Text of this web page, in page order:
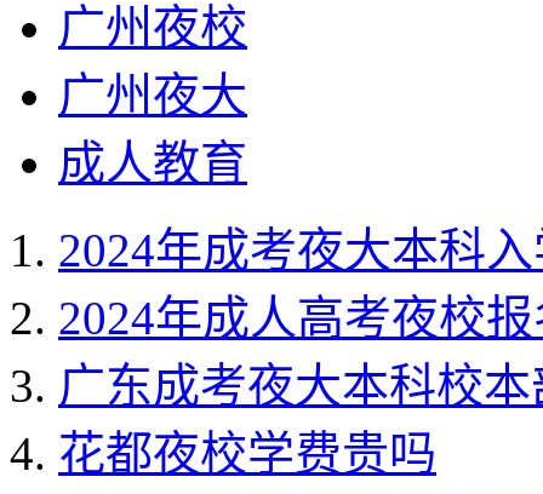
广州夜校
广州夜大
成人教育
2024年成考夜大本科
2024年成人高考夜校
广东成考夜大本科校
花都夜校学费贵吗